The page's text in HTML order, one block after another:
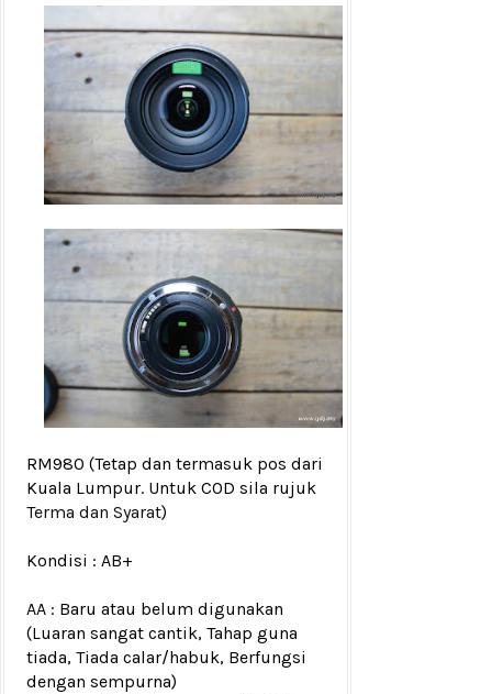
RM980 (Tetap dan termasuk pos dari
Kuala Lumpur. Untuk COD sila rujuk
Terma dan Syarat)
Kondisi : AB+
AA : Baru atau belum digunakan
(Luaran sangat cantik, Tahap guna
tiada, Tiada calar/habuk, Berfungsi
dengan sempurna)